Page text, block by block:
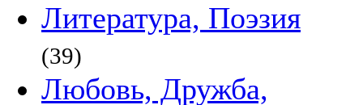
Литература, Поэзия
(39)
Любовь, Дружба,